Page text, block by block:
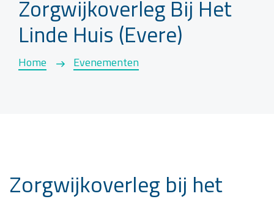
Zorgwijkoverleg Bij Het
Linde Huis (Evere)
Home Evenementen
Zorgwijkoverleg bij het